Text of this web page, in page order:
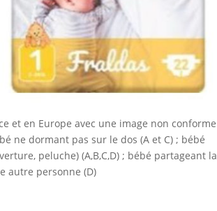
et en Europe avec une image non conforme
ne dormant pas sur le dos (A et C) ; bébé
peluche) (A,B,C,D) ; bébé partageant la
autre personne (D)